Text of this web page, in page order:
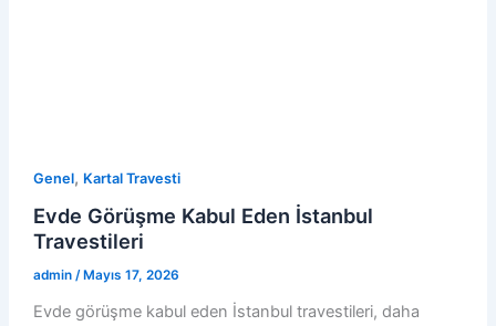
Genel, Kartal Travesti
Evde Görüşme Kabul Eden İstanbul
Travestileri
admin / Mayıs 17, 2026
Evde görüşme kabul eden İstanbul travestileri, daha